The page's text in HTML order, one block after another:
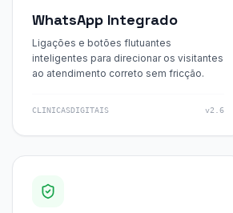
WhatsApp Integrado
Ligações e botões flutuantes
inteligentes para direcionar os visitantes
ao atendimento correto sem fricção.
CLINICASDIGITAIS v2.6